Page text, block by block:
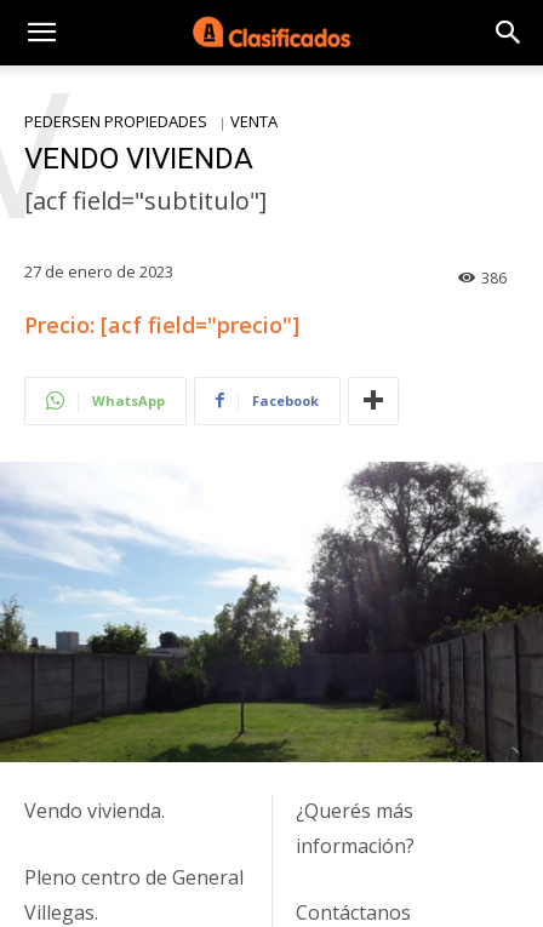
PEDERSEN PROPIEDADES VENTA
VENDO VIVIENDA
[acf field="subtitulo"]
27 de enero de 2023 386
Precio: [acf field="precio"]
WhatsApp Facebook
Vendo vivienda.
Pleno centro de General
Villegas.
¿Querés más
información?
Contáctanos